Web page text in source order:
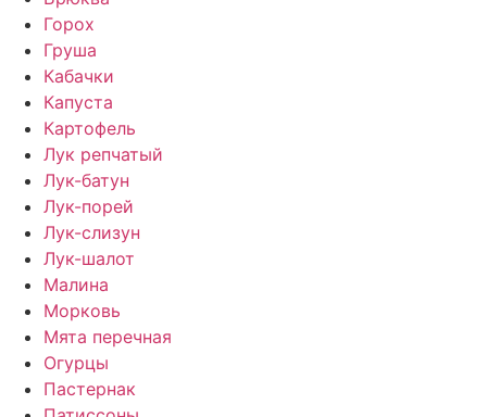
Горох
Груша
Кабачки
Капуста
Картофель
Лук репчатый
Лук-батун
Лук-порей
Лук-слизун
Лук-шалот
Малина
Морковь
Мята перечная
Огурцы
Пастернак